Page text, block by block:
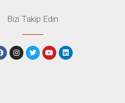
Bizi Takip Edin